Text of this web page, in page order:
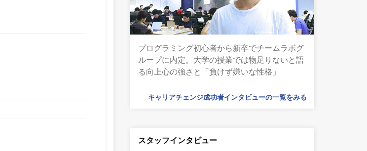
プログラミング初心者から新卒でチームラボグ
ループに内定。大学の授業では物足りないと語
る向上心の強さと「負けず嫌いな性格」
キャリアチェンジ成功者インタビューの一覧をみる
スタッフインタビュー